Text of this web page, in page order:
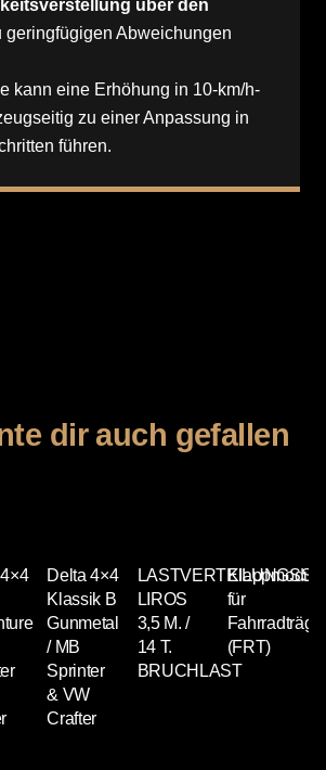
über den
geringfügigen Abweichungen
kann eine Erhöhung in 10-km/h-
zu einer Anpassung in
führen.
dir auch gefallen
Delta 4×4
Klassik B
Gunmetal
/ MB
Sprinter
& VW
Crafter
LIROS
3,5 M. /
14 T.
BRUCHLAST
Klappmodul
für
(FRT)